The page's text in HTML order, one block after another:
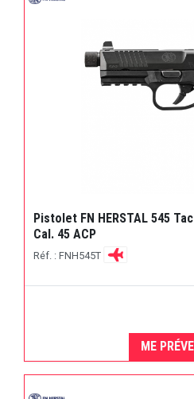
Pistolet FN HERSTAL 545
Cal. 45 ACP
Réf. : FNH545T
ME